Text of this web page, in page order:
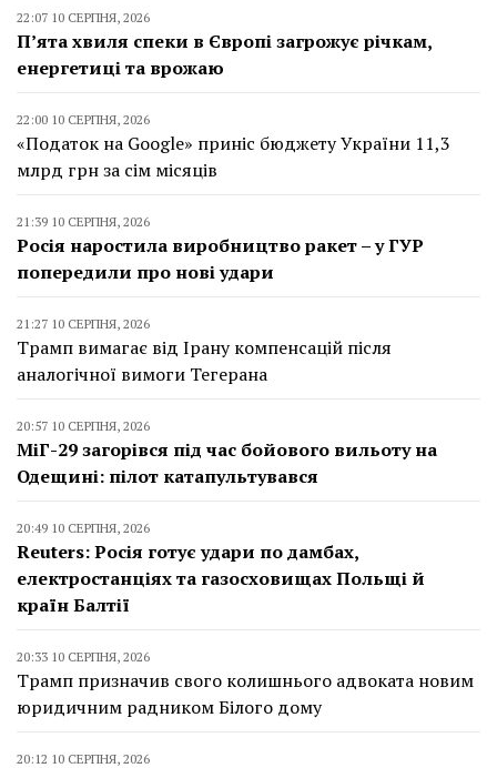
22:07 10 СЕРПНЯ, 2026
П’ята хвиля спеки в Європі загрожує річкам,
енергетиці та врожаю
22:00 10 СЕРПНЯ, 2026
«Податок на Google» приніс бюджету України 11,3
млрд грн за сім місяців
21:39 10 СЕРПНЯ, 2026
Росія наростила виробництво ракет – у ГУР
попередили про нові удари
21:27 10 СЕРПНЯ, 2026
Трамп вимагає від Ірану компенсацій після
аналогічної вимоги Тегерана
20:57 10 СЕРПНЯ, 2026
МіГ-29 загорівся під час бойового вильоту на
Одещині: пілот катапультувався
20:49 10 СЕРПНЯ, 2026
Reuters: Росія готує удари по дамбах,
електростанціях та газосховищах Польщі й
країн Балтії
20:33 10 СЕРПНЯ, 2026
Трамп призначив свого колишнього адвоката новим
юридичним радником Білого дому
20:12 10 СЕРПНЯ, 2026